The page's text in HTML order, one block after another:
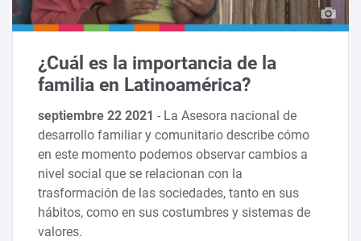
¿Cuál es la importancia de la
familia en Latinoamérica?
septiembre 22 2021- La Asesora nacional de
desarrollo familiar y comunitario describe cómo
en este momento podemos observar cambios a
nivel social que se relacionan con la
trasformación de las sociedades, tanto en sus
hábitos, como en sus costumbres y sistemas de
valores.